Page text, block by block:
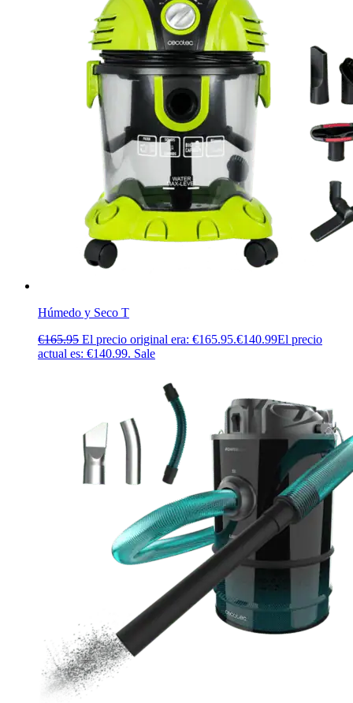
Húmedo y Seco T
€165.95 El precio original era: €165.95.€140.99El precio
actual es: €140.99. Sale